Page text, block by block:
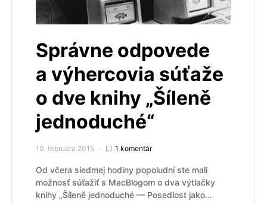
Správne odpovede
a výhercovia súťaže
o dve knihy „Šíleně
jednoduché“
10. februára 2015 1 komentár
Od včera siedmej hodiny popoludní ste mali
možnosť súťažiť s MacBlogom o dva výtlačky
knihy „Šíleně jednoduché — Posedlost jako…